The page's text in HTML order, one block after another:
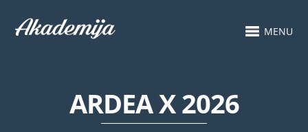
MENU
ARDEA X 2026